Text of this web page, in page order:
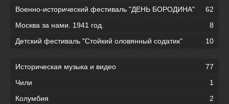
Военно-исторический фестиваль "ДЕНЬ БОРОДИНА"
62
Москва за нами. 1941 год.
8
Детский фестиваль "Стойкий оловянный содатик"
10
Историческая музыка и видео
77
Чили
1
Колумбия
2